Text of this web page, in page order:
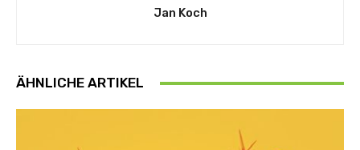
Jan Koch
ÄHNLICHE ARTIKEL